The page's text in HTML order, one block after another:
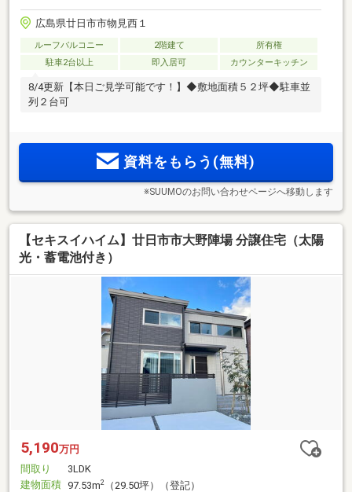
広島県廿日市市物見西１
ルーフバルコニー 2階建て
所有権
駐車2台以上
即入居可 カウンターキッチン
8/4更新【本日ご見学可能です！】◆敷地面積５２坪◆駐車並
列２台可
資料をもらう(無料)
※SUUMOのお問い合わせページへ移動します
【セキスイハイム】廿日市市大野陣場 分譲住宅（太陽
光・蓄電池付き）
5,190万円
間取り
3LDK
建物面積 97.53m2
（29.50坪）（登記）